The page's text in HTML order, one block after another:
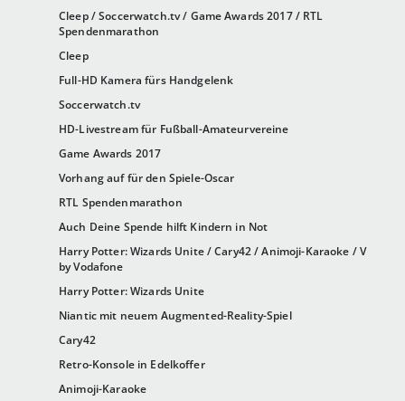
Cleep / Soccerwatch.tv / Game Awards 2017 / RTL
Spendenmarathon
Cleep
Full-HD Kamera fürs Handgelenk
Soccerwatch.tv
HD-Livestream für Fußball-Amateurvereine
Game Awards 2017
Vorhang auf für den Spiele-Oscar
RTL Spendenmarathon
Auch Deine Spende hilft Kindern in Not
Harry Potter: Wizards Unite / Cary42 / Animoji-Karaoke / V
by Vodafone
Harry Potter: Wizards Unite
Niantic mit neuem Augmented-Reality-Spiel
Cary42
Retro-Konsole in Edelkoffer
Animoji-Karaoke